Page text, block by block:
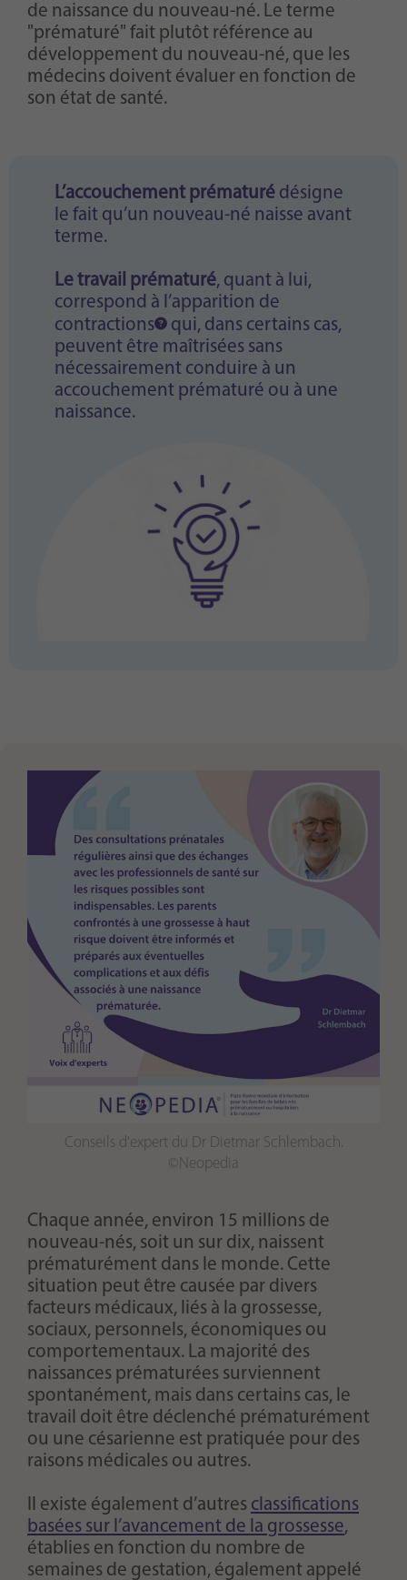
de naissance du nouveau-né. Le terme
"prématuré" fait plutôt référence au
développement du nouveau-né, que les
médecins doivent évaluer en fonction de
son état de santé.
L’accouchement prématuré désigne
le fait qu’un nouveau-né naisse avant
terme.
Le travail prématuré, quant à lui,
correspond à l’apparition de
contractions
qui, dans certains cas,
peuvent être maîtrisées sans
nécessairement conduire à un
accouchement prématuré ou à une
naissance.
Conseils d'expert du Dr Dietmar Schlembach.
©Neopedia
Chaque année, environ 15 millions de
nouveau-nés, soit un sur dix, naissent
prématurément dans le monde. Cette
situation peut être causée par divers
facteurs médicaux, liés à la grossesse,
sociaux, personnels, économiques ou
comportementaux. La majorité des
naissances prématurées surviennent
spontanément, mais dans certains cas, le
travail doit être déclenché prématurément
ou une césarienne est pratiquée pour des
raisons médicales ou autres.
Il existe également d’autres classifications
basées sur l’avancement de la grossesse,
établies en fonction du nombre de
semaines de gestation, également appelé